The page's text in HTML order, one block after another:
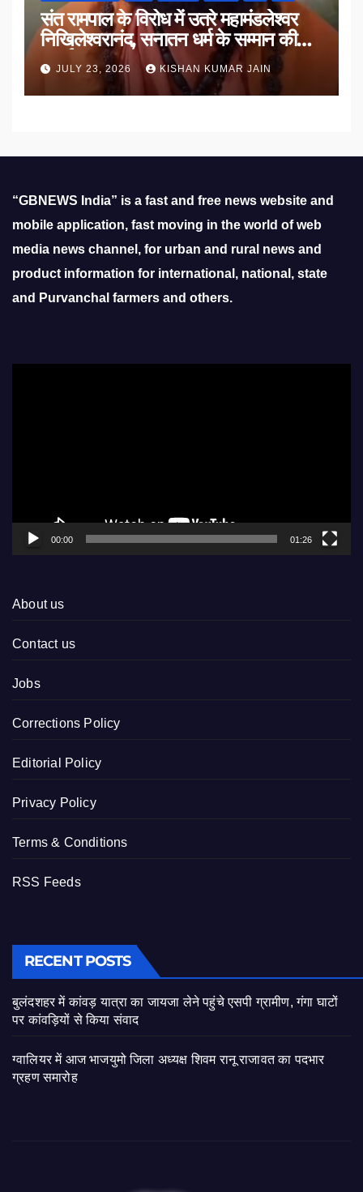
संत रामपाल के विरोध में उतरे महामंडलेश्वर
निखिलेश्वरानंद, सनातन धर्म के सम्मान की
उठाई मांग
JULY 23, 2026 KISHAN KUMAR JAIN
“GBNEWS India” is a fast and free news website and
mobile application, fast moving in the world of web
media news channel, for urban and rural news and
product information for international, national, state
and Purvanchal farmers and others.
00:00 01:26
About us
Contact us
Jobs
Corrections Policy
Editorial Policy
Privacy Policy
Terms & Conditions
RSS Feeds
RECENT POSTS
बुलंदशहर में कांवड़ यात्रा का जायजा लेने पहुंचे एसपी ग्रामीण, गंगा घाटों
पर कांवड़ियों से किया संवाद
ग्वालियर में आज भाजयुमो जिला अध्यक्ष शिवम रानू राजावत का पदभार
ग्रहण समारोह